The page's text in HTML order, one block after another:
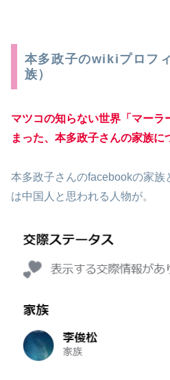
本多政子のwikiプロ
族）
マツコの知らない世界「マーラ
まった、本多政子さんの家族に
本多政子さんのfacebookの家族
は中国人と思われる人物が。